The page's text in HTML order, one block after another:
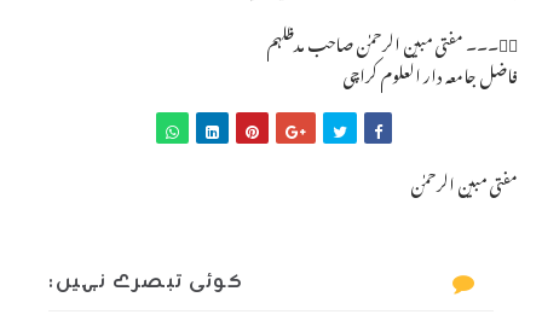
✍🏻۔۔۔ مفتی مبین الرحمٰن صاحب مدظلہم
فاضل جامعہ دار العلوم کراچی
مفتی مبین الرحمٰن
کوئی تبصرے نہیں: